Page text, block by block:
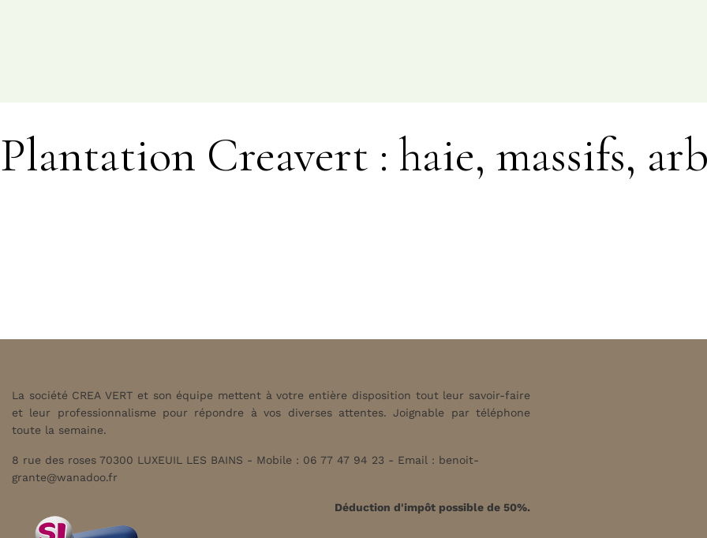
Plantation Creavert : haie, massifs,
La société CREA VERT et son équipe mettent à votre entière disposition tout leur savoir-faire
et leur professionnalisme pour répondre à vos diverses attentes. Joignable par téléphone
toute la semaine.
8 rue des roses 70300 LUXEUIL LES BAINS - Mobile : 06 77 47 94 23 - Email : benoit-
grante@wanadoo.fr
Déduction d'impôt possible de 50%.